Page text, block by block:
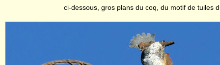
ci-dessous, gros plans du coq, du motif de tuiles